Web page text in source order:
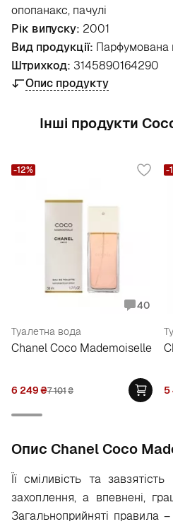
опопанакс, пачулі
Рік випуску: 2001
Вид продукції: Парфумована
Штрихкод: 3145890164290
Опис продукту
Інші продукти
40
Туалетна вода
Chanel Coco Mademoiselle
6 249₴7 101₴
-12%
5
-
Опис Chanel Coco
Її сміливість та
захоплення, а впевнені,
Загальноприйняті правила